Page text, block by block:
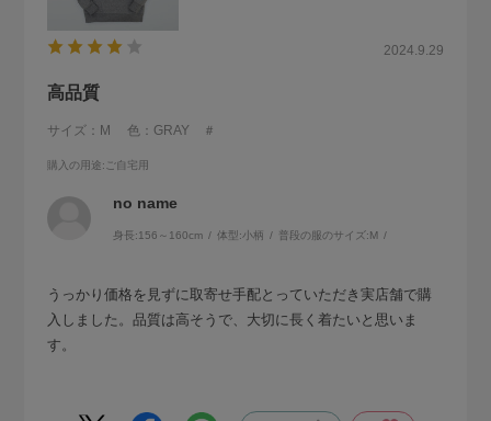
2024.9.29
高品質
サイズ：M 色：GRAY ＃
購入の用途:ご自宅用
no name
身長:156～160cm 体型:小柄 普段の服のサイズ:M
うっかり価格を見ずに取寄せ手配とっていただき実店舗で購
入しました。品質は高そうで、大切に長く着たいと思いま
す。